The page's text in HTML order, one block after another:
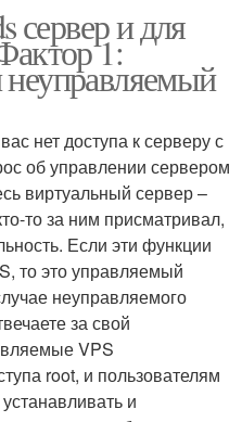
сервер и для
1:
нет доступа к серверу с
об управлении сервером
виртуальный сервер –
то за ним присматривал,
Если эти функции
то это управляемый
неуправляемого
за свой
VPS
root, и пользователям
и